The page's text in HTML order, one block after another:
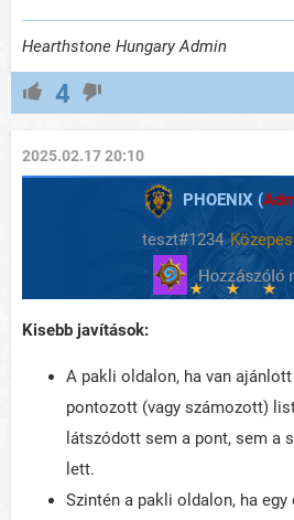
Hearthstone Hungary Admin
4
2025.02.17 20:10
PHOENIX (
teszt#1234
Kisebb javítások:
A pakli oldalon, ha van
pontozott (vagy számozott)
látszódott sem a pont, sem a
lett.
Szintén a pakli oldalon, ha